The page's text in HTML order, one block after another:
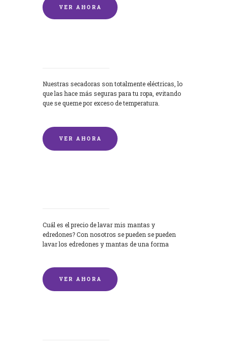
VER AHORA
Nuestras secadoras son totalmente eléctricas, lo
que las hace más seguras para tu ropa, evitando
que se queme por exceso de temperatura.
VER AHORA
Cuál es el precio de lavar mis mantas y
edredones? Con nosotros se pueden se pueden
lavar los edredones y mantas de una forma
VER AHORA